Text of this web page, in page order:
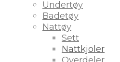
Undertøy
Badetøy
Nattøy
Sett
Nattkjoler